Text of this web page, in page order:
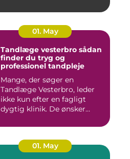
01. May
Tandlæge vesterbro sådan
finder du tryg og
professionel tandpleje
Mange, der søger en
Tandlæge Vesterbro, leder
ikke kun efter en fagligt
dygtig klinik. De ønsker
01. May